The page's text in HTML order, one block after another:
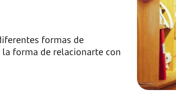
formas de
la forma de relacionarte con